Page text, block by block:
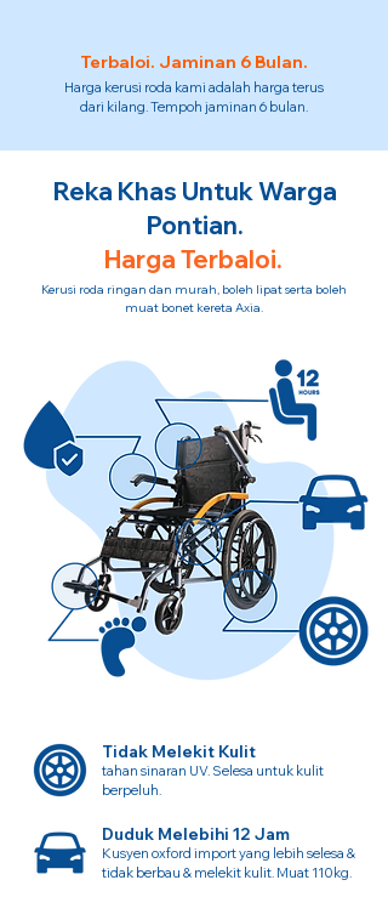
Terbaloi. Jaminan 6 Bulan.
Harga kerusi roda kami adalah harga terus
dari kilang. Tempoh jaminan 6 bulan.
Reka Khas Untuk Warga
Pontian.
Harga Terbaloi.
Kerusi roda ringan dan murah, boleh lipat serta boleh
muat bonet kereta Axia.
Tidak Melekit Kulit
tahan sinaran UV. Selesa untuk kulit
berpeluh.
Duduk Melebihi 12 Jam
Kusyen oxford import yang lebih selesa &
tidak berbau & melekit kulit. Muat 110kg.